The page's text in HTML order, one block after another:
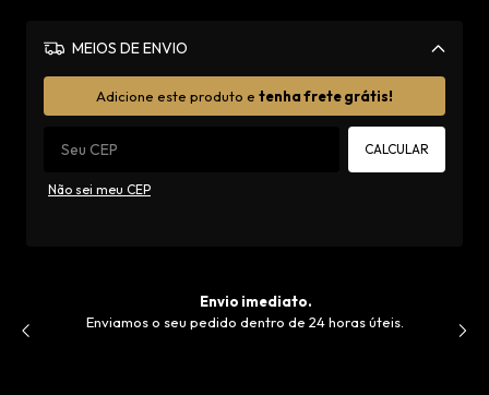
MEIOS DE ENVIO
Alterar CEP
Adicione este produto e tenha frete grátis!
CALCULAR
Não sei meu CEP
seu pedido dentro de 24 horas úteis.
Você tem 7 dias após
devolvê-lo e receber